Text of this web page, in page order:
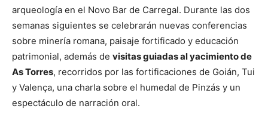
arqueología en el Novo Bar de Carregal. Durante las dos
semanas siguientes se celebrarán nuevas conferencias
sobre minería romana, paisaje fortificado y educación
patrimonial, además de visitas guiadas al yacimiento de
As Torres, recorridos por las fortificaciones de Goián, Tui
y Valença, una charla sobre el humedal de Pinzás y un
espectáculo de narración oral.